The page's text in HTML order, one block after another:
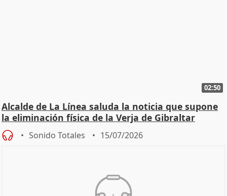
02:50
Alcalde de La Línea saluda la noticia que supone
la eliminación física de la Verja de Gibraltar
Sonido Totales 15/07/2026